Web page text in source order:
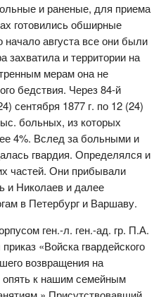
и раненые, для приема
готовились обширные
августа все они были
и территории на
мерам она не
бедствия. Через 84-й
сентября 1877 г. по 12 (24)
больных, из которых
4%. Вслед за больными и
гвардия. Определялся и
частей. Они прибывали
и Николаев и далее
в Петербург и Варшаву.
ген.-л. ген.-ад. гр. П.А.
«Войска гвардейского
возвращения на
к нашим семейным